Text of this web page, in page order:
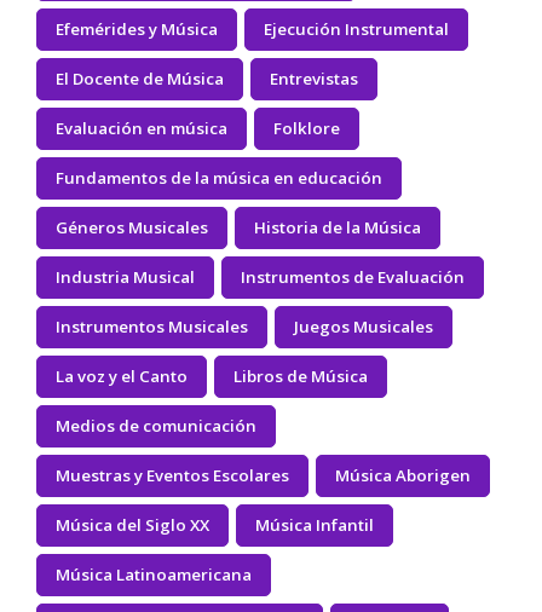
Efemérides y Música Ejecución Instrumental
El Docente de Música Entrevistas
Evaluación en música Folklore
Fundamentos de la música en educación
Géneros Musicales Historia de la Música
Industria Musical Instrumentos de Evaluación
Instrumentos Musicales Juegos Musicales
La voz y el Canto Libros de Música
Medios de comunicación
Muestras y Eventos Escolares Música Aborigen
Música del Siglo XX Música Infantil
Música Latinoamericana